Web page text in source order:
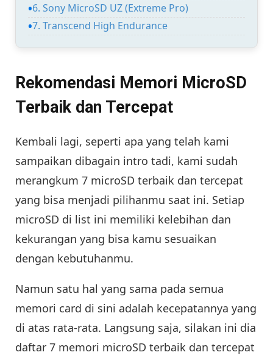
6. Sony MicroSD UZ (Extreme Pro)
7. Transcend High Endurance
Rekomendasi Memori MicroSD
Terbaik dan Tercepat
Kembali lagi, seperti apa yang telah kami
sampaikan dibagain intro tadi, kami sudah
merangkum 7 microSD terbaik dan tercepat
yang bisa menjadi pilihanmu saat ini. Setiap
microSD di list ini memiliki kelebihan dan
kekurangan yang bisa kamu sesuaikan
dengan kebutuhanmu.
Namun satu hal yang sama pada semua
memori card di sini adalah kecepatannya yang
di atas rata-rata. Langsung saja, silakan ini dia
daftar 7 memori microSD terbaik dan tercepat